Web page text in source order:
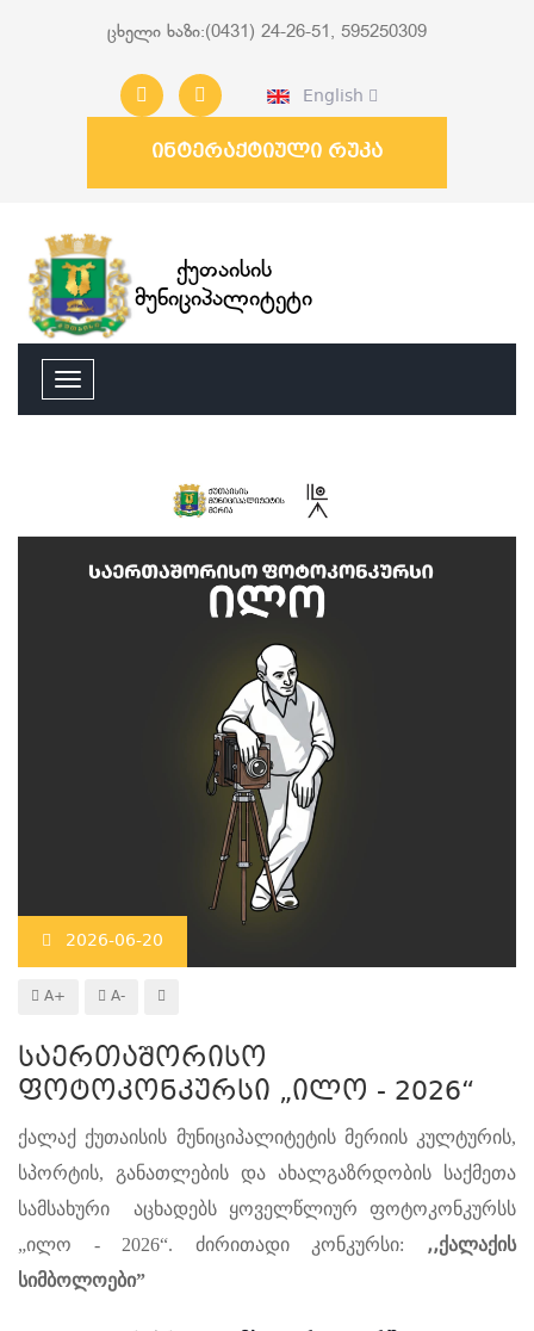
ცხელი ხაზი:(0431) 24-26-51, 595250309
English
ინტერაქტიული რუკა
ქუთაისის
მუნიციპალიტეტი
2026-06-20
A+ A-
საერთაშორისო
ფოტოკონკურსი „ილო - 2026“
ქალაქ ქუთაისის მუნიციპალიტეტის მერიის კულტურის,
სპორტის, განათლების და ახალგაზრდობის საქმეთა
სამსახური აცხადებს ყოველწლიურ ფოტოკონკურსს
„ილო - 2026“. ძირითადი კონკურსი: ,,ქალაქის
სიმბოლოები”